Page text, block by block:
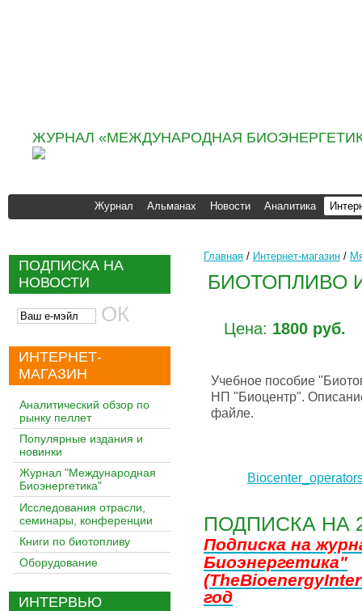
ЖУРНАЛ «МЕЖДУНАРОДНАЯ
Журнал Альманах Новости Аналитика
ПОДПИСКА НА
НОВОСТИ
ИНТЕРНЕТ-
МАГАЗИН
Аналитический обзор по
рынку пеллет
Популярные издания и
новинки
Журнал "Международная
Биоэнергетика"
Исследования отрасли,
семинары, конференции
Книги по биотопливу
Оборудование
ИНТЕРВЬЮ
Главная / Интернет-магазин /
БИОТОПЛИВО
Цена: 1800 руб.
Учебное пособие
НП "Биоцентр".
файле.
ПОДПИСКА НА
Подписка на
Биоэнергетика"
год